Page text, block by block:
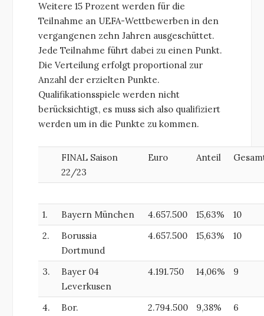
Weitere 15 Prozent werden für die
Teilnahme an UEFA-Wettbewerben in den
vergangenen zehn Jahren ausgeschüttet.
Jede Teilnahme führt dabei zu einen Punkt.
Die Verteilung erfolgt proportional zur
Anzahl der erzielten Punkte.
Qualifikationsspiele werden nicht
berücksichtigt, es muss sich also qualifiziert
werden um in die Punkte zu kommen.
FINAL Saison
22/23
Euro Anteil
1. Bayern München 4.657.500 15,63%
10
2.
Borussia
Dortmund
4.657.500 15,63% 10
3.
Bayer 04
Leverkusen
4.191.750 14,06% 9
4.
Bor.
2.794.500 9,38% 6